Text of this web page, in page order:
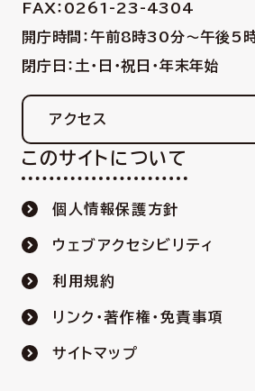
FAX：0261-23-4304
開庁時間：午前8時30分〜午後5
閉庁日：土・日・祝日・年末年始
アクセス
このサイトについて
個人情報保護方針
ウェブアクセシビリティ
利用規約
リンク・著作権・免責事項
サイトマップ